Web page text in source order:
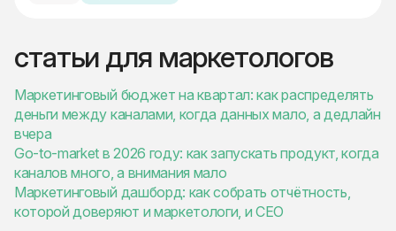
статьи для маркетологов
Маркетинговый бюджет на квартал: как распределять
деньги между каналами, когда данных мало, а дедлайн
вчера
Go-to-market в 2026 году: как запускать продукт, когда
каналов много, а внимания мало
Маркетинговый дашборд: как собрать отчётность,
которой доверяют и маркетологи, и CEO